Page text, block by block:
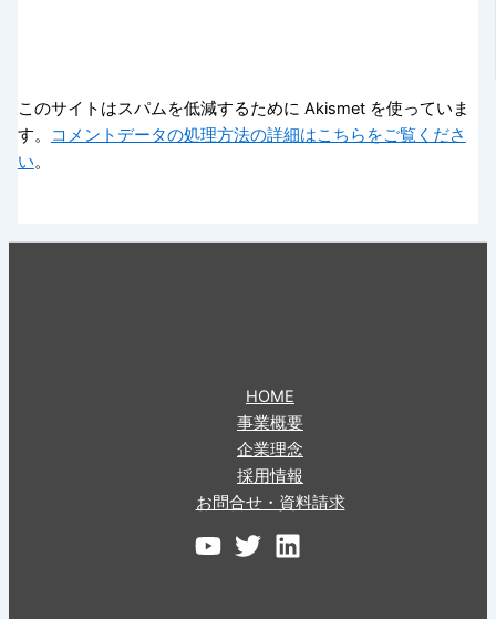
このサイトはスパムを低減するために Akismet を使っていま
す。
コメントデータの処理方法の詳細はこちらをご覧くださ
い。
HOME
事業概要
企業理念
採用情報
お問合せ・資料請求